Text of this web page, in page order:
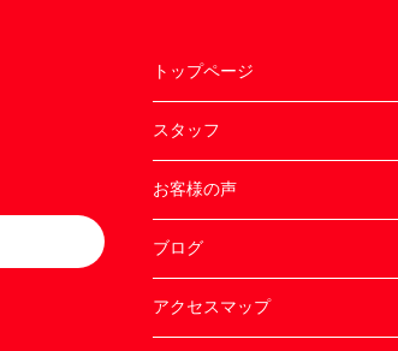
トップページ
スタッフ
お客様の声
ブログ
アクセスマップ